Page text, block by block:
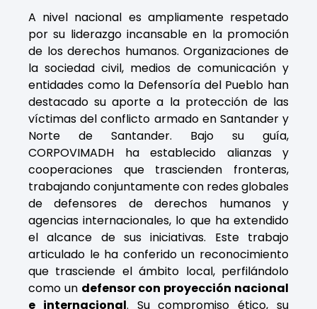
A nivel nacional es ampliamente respetado
por su liderazgo incansable en la promoción
de los derechos humanos. Organizaciones de
la sociedad civil, medios de comunicación y
entidades como la Defensoría del Pueblo han
destacado su aporte a la protección de las
víctimas del conflicto armado en Santander y
Norte de Santander. Bajo su guía,
CORPOVIMADH ha establecido alianzas y
cooperaciones que trascienden fronteras,
trabajando conjuntamente con redes globales
de defensores de derechos humanos y
agencias internacionales, lo que ha extendido
el alcance de sus iniciativas. Este trabajo
articulado le ha conferido un reconocimiento
que trasciende el ámbito local, perfilándolo
como un defensor con proyección nacional
e internacional. Su compromiso ético, su